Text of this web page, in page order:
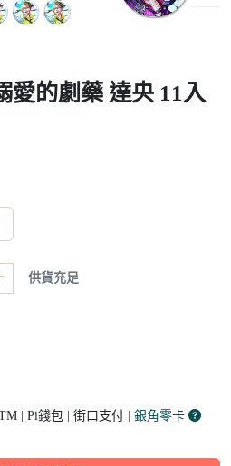
愛的劇藥 達央 11入
供貨充足
| Pi錢包 | 街口支付 | 銀角零卡